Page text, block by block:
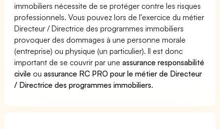
immobiliers nécessite de se protéger contre les risques
professionnels. Vous pouvez lors de l'exercice du métier
Directeur / Directrice des programmes immobiliers
provoquer des dommages à une personne morale
(entreprise) ou physique (un particulier). Il est donc
important de se couvrir par uneassurance responsabilité
civile ouassurance RC PRO pour le métier de Directeur
/ Directrice des programmes immobiliers.